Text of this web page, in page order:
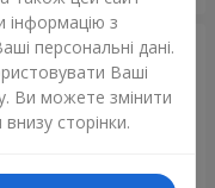
інформацію з
персональні дані.
Ваші
Ви можете змінити
сторінки.